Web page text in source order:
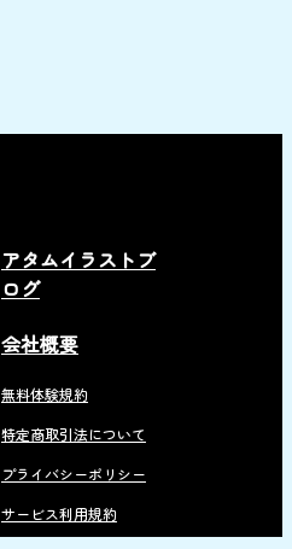
アタムイラストブ
ログ
会社概要
無料体験規約
特定商取引法について
プライバシーポリシー
サービス利用規約